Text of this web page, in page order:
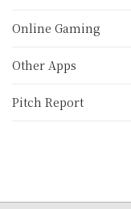
Online Gaming
Other Apps
Pitch Report